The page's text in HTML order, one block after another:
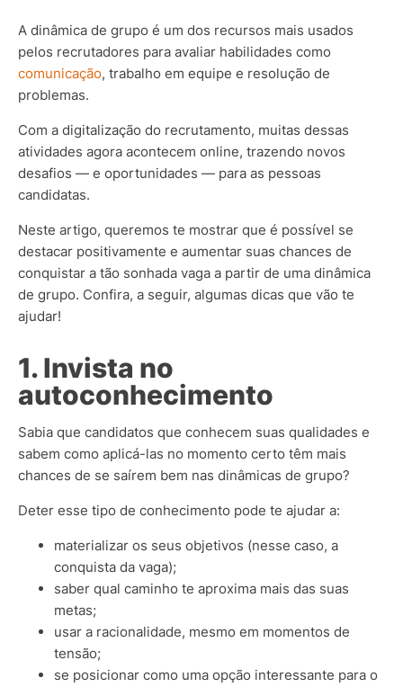
A dinâmica de grupo é um dos recursos mais usados
pelos recrutadores para avaliar habilidades como
comunicação, trabalho em equipe e resolução de
problemas.
Com a digitalização do recrutamento, muitas dessas
atividades agora acontecem online, trazendo novos
desafios — e oportunidades — para as pessoas
candidatas.
Neste artigo, queremos te mostrar que é possível se
destacar positivamente e aumentar suas chances de
conquistar a tão sonhada vaga a partir de uma dinâmica
de grupo. Confira, a seguir, algumas dicas que vão te
ajudar!
1. Invista no
autoconhecimento
Sabia que candidatos que conhecem suas qualidades e
sabem como aplicá-las no momento certo têm mais
chances de se saírem bem nas dinâmicas de grupo?
Deter esse tipo de conhecimento pode te ajudar a:
materializar os seus objetivos (nesse caso, a
conquista da vaga);
saber qual caminho te aproxima mais das suas
metas;
usar a racionalidade, mesmo em momentos de
tensão;
se posicionar como uma opção interessante para o